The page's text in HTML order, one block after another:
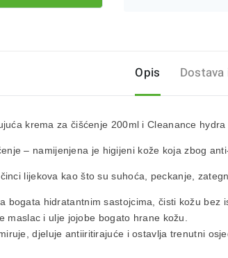
Opis
krema za čišćenje 200ml i Cleanance
– namijenjena je higijeni kože koja zbog
lijekova kao što su suhoća, peckanje,
bogata hidratantnim sastojcima, čisti kožu bez
maslac i ulje jojobe bogato hrane kožu.
djeluje antiiritirajuće i ostavlja trenutni